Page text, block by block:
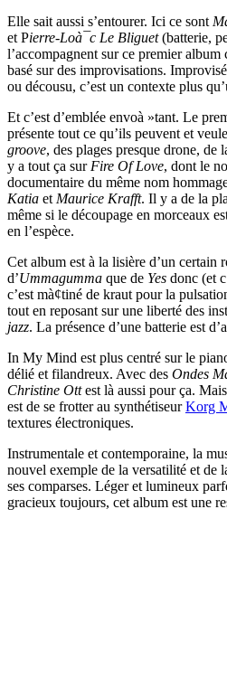
Elle sait aussi s’entourer. Ici ce sont
et Pierre-Loà¯c Le Bliguet(batterie,
l’accompagnent sur ce premier
basé sur des improvisations.
ou décousu, c’est un contexte plus
Et c’est d’emblée envoà »tant. Le
présente tout ce qu’ils peuvent et
groove, des plages presque drone, de
y a tout ça sur Fire Of Love, dont le
documentaire du même nom
Katia et Maurice Krafft. Il y a de la
même si le découpage en morceaux
en l’espèce.
Cet album est à la lisière d’un certain
d’Ummagumma que de Yes donc (et
c’est mà¢tiné de kraut pour la
tout en reposant sur une liberté des
jazz. La présence d’une batterie est
In My Mind est plus centré sur le
délié et filandreux. Avec des Ondes
Christine Ottest là aussi pour ça.
est de se frotter au synthétiseurKorg
textures électroniques.
Instrumentale et contemporaine, la
nouvel exemple de la versatilité et de
ses comparses. Léger et lumineux
gracieux toujours, cet album est une